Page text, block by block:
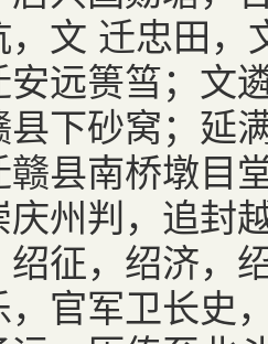
文 迁忠田
远篑筜；文
下砂窝；延
县南桥墩目
州判，追封
征，绍济，
官军卫长史